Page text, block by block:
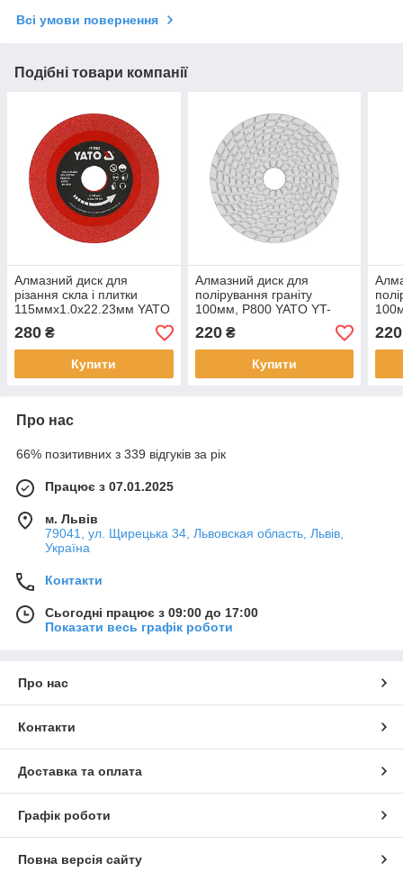
Всі умови повернення
Подібні товари компанії
Алмазний диск для
різання скла і плитки
115ммх1.0х22.23мм YATO
YT-59940
280 ₴
Купити
Алмазний диск для
полірування граніту
100мм, Р800 YATO YT-
48204
220₴
Купити
220
Про нас
66% позитивних з 339 відгуків за рік
Працює з 07.01.2025
м. Львів
79041, ул. Щирецька 34, Львовская область, Львів,
Україна
Контакти
Сьогодні працює з 09:00 до 17:00
Показати весь графік роботи
Про нас
Контакти
Доставка та оплата
Графік роботи
Повна версія сайту